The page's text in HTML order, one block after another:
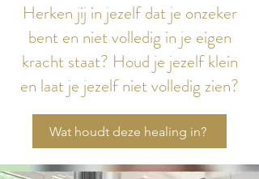
Herken jij in jezelf dat je onzeker
bent en niet volledig in je eigen
kracht staat? Houd je jezelf klein
en laat je jezelf niet volledig zien?
Wat houdt deze healing in?